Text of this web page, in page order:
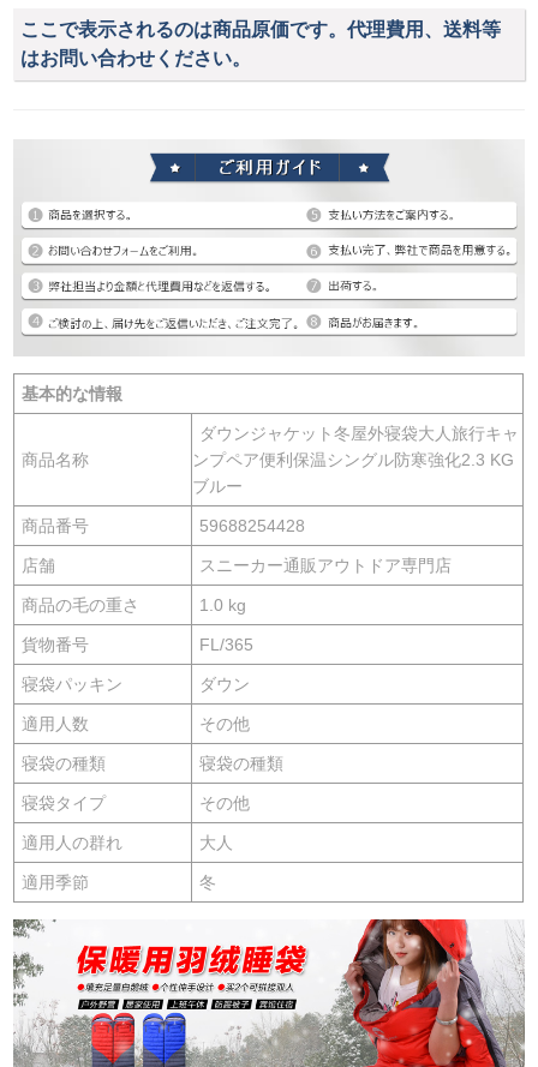
ここで表示されるのは商品原価です。代理費用、送料等
はお問い合わせください。
基本的な情報
商品名称
ダウンジャケット冬屋外寝袋大人旅行キャ
ンプペア便利保温シングル防寒強化2.3 KG
ブルー
商品番号 59688254428
店舗 スニーカー通販アウトドア専門店
商品の毛の重さ 1.0 kg
貨物番号 FL/365
寝袋パッキン ダウン
適用人数 その他
寝袋の種類 寝袋の種類
寝袋タイプ その他
適用人の群れ 大人
適用季節 冬